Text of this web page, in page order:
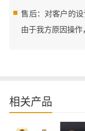
售后：对客户的
由于我方原因操作
相关产品